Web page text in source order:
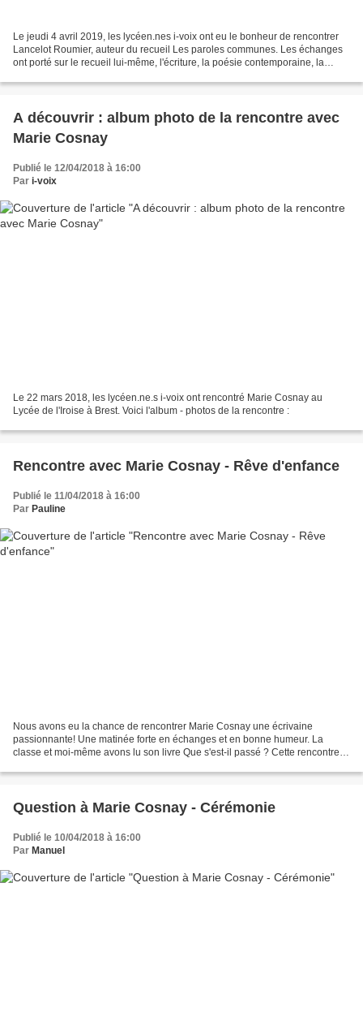
Le jeudi 4 avril 2019, les lycéen.nes i-voix ont eu le bonheur de rencontrer
Lancelot Roumier, auteur du recueil Les paroles communes. Les échanges
ont porté sur le recueil lui-même, l'écriture, la poésie contemporaine, la
A découvrir : album photo de la rencontre avec
Marie Cosnay
Publié le 12/04/2018 à 16:00
Par i-voix
Le 22 mars 2018, les lycéen.ne.s i-voix ont rencontré Marie Cosnay au
Lycée de l'Iroise à Brest. Voici l'album - photos de la rencontre :
Rencontre avec Marie Cosnay - Rêve d'enfance
Publié le 11/04/2018 à 16:00
Par Pauline
Nous avons eu la chance de rencontrer Marie Cosnay une écrivaine
passionnante! Une matinée forte en échanges et en bonne humeur. La
classe et moi-même avons lu son livre Que s'est-il passé ? Cette rencontre
Question à Marie Cosnay - Cérémonie
Publié le 10/04/2018 à 16:00
Par Manuel